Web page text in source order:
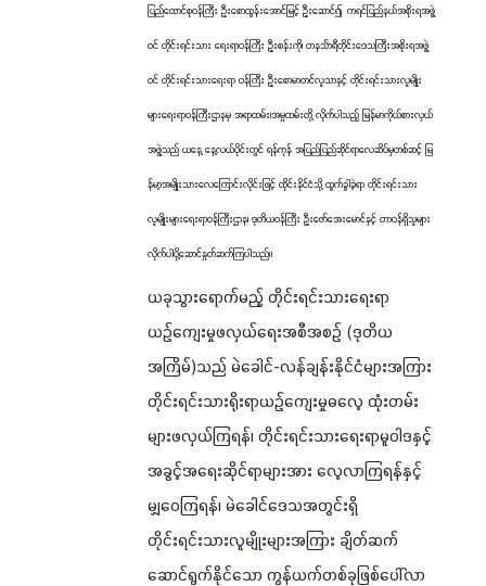
ပြည်ထောင်စုဝန်ကြီး ဦးစောထွန်းအောင်မြင့် ဦးဆောင်၍ ကရင်ပြည်နယ်အစိုးရအဖွဲ့
ဝင် တိုင်းရင်းသား ရေးရာဝန်ကြီး ဦးစန်းကို၊ တနင်္သာရီတိုင်းဒေသကြီးအစိုးရအဖွဲ့
ဝင် တိုင်းရင်းသားရေးရာ ဝန်ကြီး ဦးစောမာတင်လူသာနှင့် တိုင်းရင်းသားလူမျိုး
များရေးရာဝန်ကြီးဌာနမှ အရာထမ်း၊အမှုထမ်းတို့ လိုက်ပါသည့် မြန်မာကိုယ်စားလှယ်
အဖွဲ့သည် ယနေ့ နေ့လယ်ပိုင်းတွင် ရန်ကုန် အပြည်ပြည်ဆိုင်ရာလေဆိပ်မှတစ်ဆင့် မြ
န်မာ့အမျိုးသားလေကြောင်းလိုင်းဖြင့် ထိုင်းနိုင်ငံသို့ ထွက်ခွါခဲ့ရာ တိုင်းရင်းသား
လူမျိုးများရေးရာဝန်ကြီးဌာန၊ ဒုတိယဝန်ကြီး ဦးဇော်အေးမောင်နှင့် တာဝန်ရှိသူများ
လိုက်ပါပို့ဆောင်နှုတ်ဆက်ကြပါသည်။
ယခုသွားရောက်မည့် တိုင်းရင်းသားရေးရာ
ယဉ်ကျေးမှုဖလှယ်ရေးအစီအစဉ် (ဒုတိယ
အကြိမ်)သည် မဲခေါင်-လန်ချန်းနိုင်ငံများအကြား
တိုင်းရင်းသားရိုးရာယဉ်ကျေးမှုဓလေ့ ထုံးတမ်း
များဖလှယ်ကြရန်၊ တိုင်းရင်းသားရေးရာမူဝါဒနှင့်
အခွင့်အရေးဆိုင်ရာများအား လေ့လာကြရန်နှင့်
မျှဝေကြရန်၊ မဲခေါင်ဒေသအတွင်းရှိ
တိုင်းရင်းသားလူမျိုးများအကြား ချိတ်ဆက်
ဆောင်ရွက်နိုင်သော ကွန်ယက်တစ်ခုဖြစ်ပေါ်လာ